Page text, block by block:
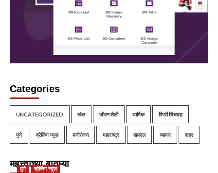
Categories
UNCATEGORIZED खेल जीवन शैली धार्मिक पिंपरी चिंचवड़
पुणे ब्रेकिंग न्यूज़ मनोरंजन महाराष्ट्र वायरल व्यापार शहर
महत्त्वाच्या बातम्या
पुणे ब्रेकिंग न्यूज़